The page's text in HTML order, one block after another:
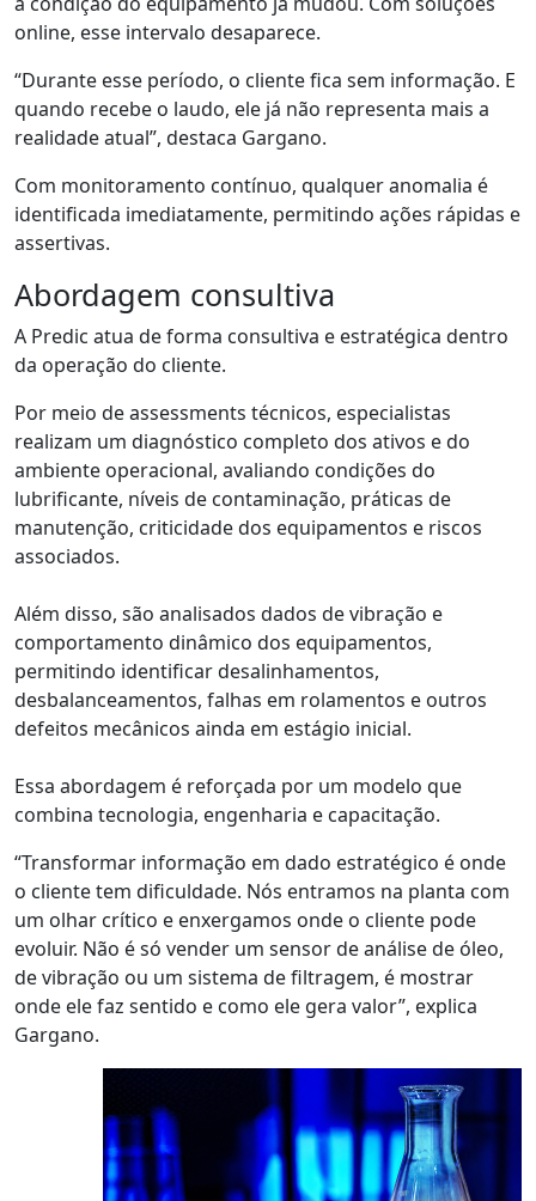
online, esse intervalo desaparece.
“Durante esse período, o cliente fica sem informação. E
quando recebe o laudo, ele já não representa mais a
realidade atual”, destaca Gargano.
Com monitoramento contínuo, qualquer anomalia é
identificada imediatamente, permitindo ações rápidas e
assertivas.
Abordagem consultiva
A Predic atua de forma consultiva e estratégica dentro
da operação do cliente.
Por meio de assessments técnicos, especialistas
realizam um diagnóstico completo dos ativos e do
ambiente operacional, avaliando condições do
lubrificante, níveis de contaminação, práticas de
manutenção, criticidade dos equipamentos e riscos
associados.
Além disso, são analisados dados de vibração e
comportamento dinâmico dos equipamentos,
permitindo identificar desalinhamentos,
desbalanceamentos, falhas em rolamentos e outros
defeitos mecânicos ainda em estágio inicial.
Essa abordagem é reforçada por um modelo que
combina tecnologia, engenharia e capacitação.
“Transformar informação em dado estratégico é onde
o cliente tem dificuldade. Nós entramos na planta com
um olhar crítico e enxergamos onde o cliente pode
evoluir. Não é só vender um sensorde análise de óleo,
de vibração ou um sistema de filtragem, é mostrar
onde ele faz sentido e como ele gera valor”, explica
Gargano.